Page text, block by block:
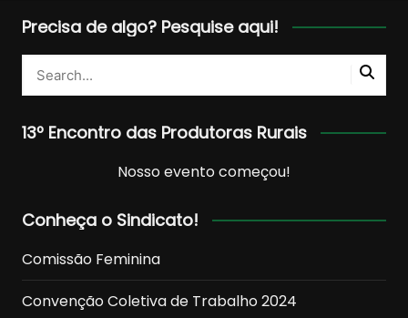
Precisa de algo? Pesquise aqui!
13º Encontro das Produtoras Rurais
Nosso evento começou!
Conheça o Sindicato!
Comissão Feminina
Convenção Coletiva de Trabalho 2024